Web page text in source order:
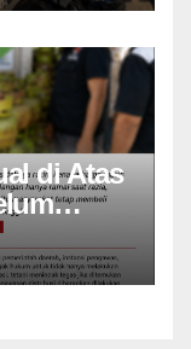
di Atas